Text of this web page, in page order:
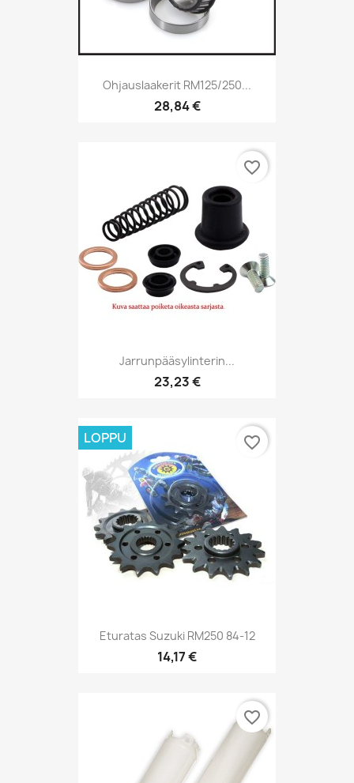
Ohjauslaakerit RM125/250...
28,84 €
Jarrunpääsylinterin...
23,23 €
favorite_border
Eturatas Suzuki RM250 84-12
14,17 €
LOPPU favorite_border
favorite_border